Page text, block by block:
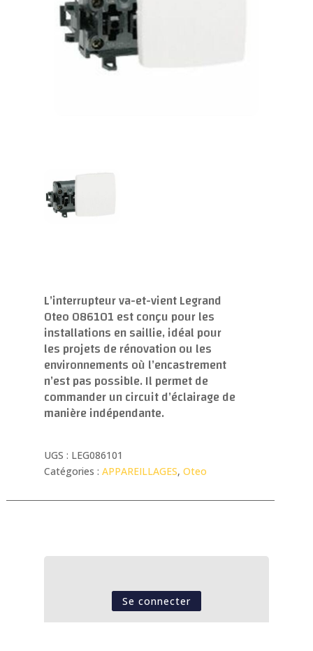
L’interrupteur va-et-vient Legrand
Oteo 086101 est conçu pour les
installations en saillie, idéal pour
les projets de rénovation ou les
environnements où l’encastrement
n’est pas possible.Il permet de
commander un circuit d’éclairage de
manière indépendante.
UGS : LEG086101
Catégories : APPAREILLAGES, Oteo
Se connecter